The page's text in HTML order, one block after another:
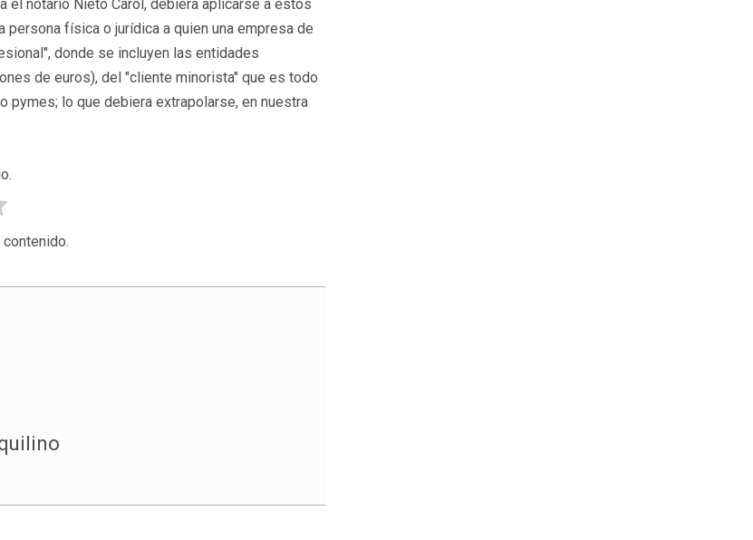
el notario Nieto Carol, debiera aplicarse a estos
física o jurídica a quien una empresa de
donde se incluyen las entidades
de euros), del "cliente minorista" que es todo
lo que debiera extrapolarse, en nuestra